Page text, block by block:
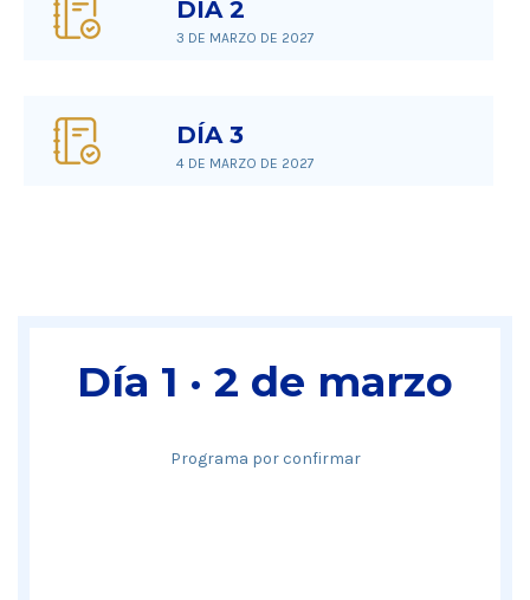
DÍA 2
3 DE MARZO DE 2027
DÍA 3
4 DE MARZO DE 2027
Día 1 · 2 de marzo
Programa por confirmar